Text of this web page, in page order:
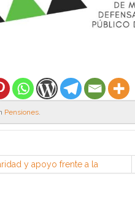
Pensiones
y apoyo frente a la
y asesinato contra el